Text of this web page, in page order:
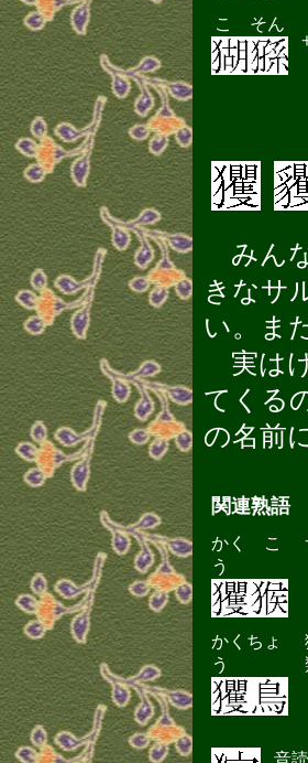
こ そん
みん
きなサ
い。ま
実は
てくる
の名前
関連熟語
かく こ
う
かくちょ
う
音